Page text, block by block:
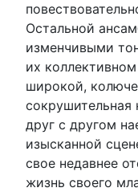
Остальной
изменчивыми
их
широкой,
сокрушительная
друг с другом
изысканной
свое недавнее
жизнь своего